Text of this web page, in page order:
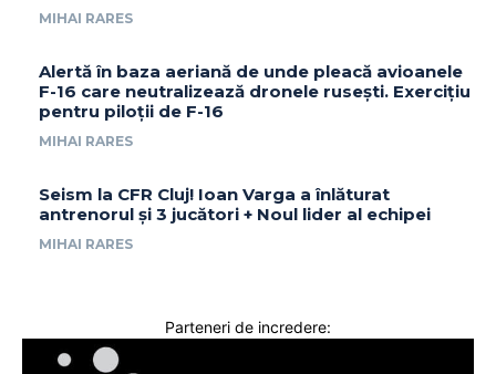
MIHAI RARES
Alertă în baza aeriană de unde pleacă avioanele
F-16 care neutralizează dronele rusești. Exercițiu
pentru piloții de F-16
MIHAI RARES
Seism la CFR Cluj! Ioan Varga a înlăturat
antrenorul și 3 jucători + Noul lider al echipei
MIHAI RARES
Parteneri de incredere: